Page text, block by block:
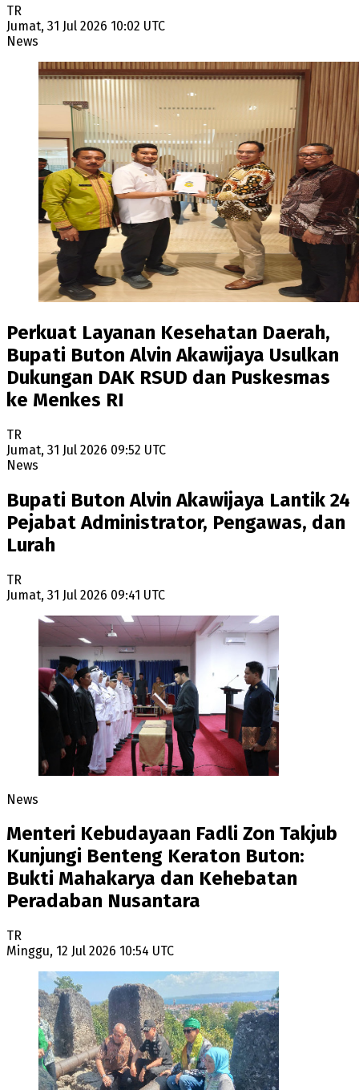
TR
Jumat, 31 Jul 2026 10:02 UTC
News
Perkuat Layanan Kesehatan Daerah,
Bupati Buton Alvin Akawijaya Usulkan
Dukungan DAK RSUD dan Puskesmas
ke Menkes RI
TR
Jumat, 31 Jul 2026 09:52 UTC
News
Bupati Buton Alvin Akawijaya Lantik 24
Pejabat Administrator, Pengawas, dan
Lurah
TR
Jumat, 31 Jul 2026 09:41 UTC
News
Menteri Kebudayaan Fadli Zon Takjub
Kunjungi Benteng Keraton Buton:
Bukti Mahakarya dan Kehebatan
Peradaban Nusantara
TR
Minggu, 12 Jul 2026 10:54 UTC